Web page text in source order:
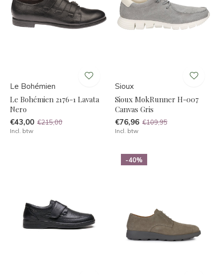
Le Bohémien
Le Bohémien 2176-1 Lavata
Nero
€43,00 €215,00
Incl. btw
Sioux
Sioux MokRunner H-007
Canvas Gris
€76,96 €109,95
Incl. btw
-40%